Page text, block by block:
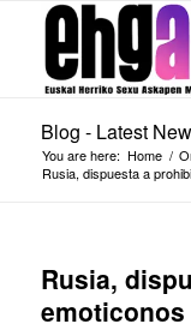
Blog - Latest
You are here: Home /
Rusia, dispuesta a
Rusia,
emoticonos